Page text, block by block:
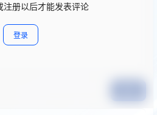
注册以后才能发表评论
登录